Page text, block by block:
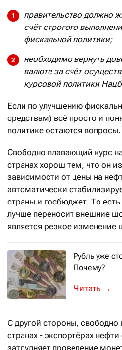
правительство должно
счёт строгого
фискальной политики;
необходимо вернуть
валюте за счёт
курсовой политики
Если по улучшению
средствам) всё просто и
политике остаются вопросы.
Свободно плавающий курс
странах хорош тем, что он
зависимости от цены на
автоматически
страны и госбюджет. То
лучше переносит внешние
является резкое изменение
Рубль уже
Почему?
Причины→
С другой стороны,
странах - экспортёрах нефти
затрудняет проведение